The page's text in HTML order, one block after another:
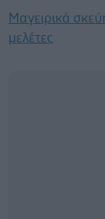
Μαγειρικά
μελέτες